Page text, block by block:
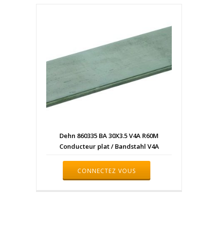
Dehn 860335 BA 30X3.5 V4A R60M
Conducteur plat / Bandstahl V4A
CONNECTEZ VOUS